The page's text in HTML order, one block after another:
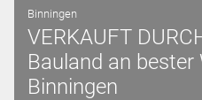
Binningen
VERKAUFT
Bauland an bester
Binningen